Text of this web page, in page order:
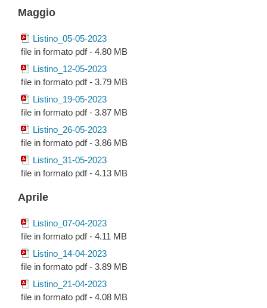
Maggio
Listino_05-05-2023
file in formato pdf - 4.80 MB
Listino_12-05-2023
file in formato pdf - 3.79 MB
Listino_19-05-2023
file in formato pdf - 3.87 MB
Listino_26-05-2023
file in formato pdf - 3.86 MB
Listino_31-05-2023
file in formato pdf - 4.13 MB
Aprile
Listino_07-04-2023
file in formato pdf - 4.11 MB
Listino_14-04-2023
file in formato pdf - 3.89 MB
Listino_21-04-2023
file in formato pdf - 4.08 MB